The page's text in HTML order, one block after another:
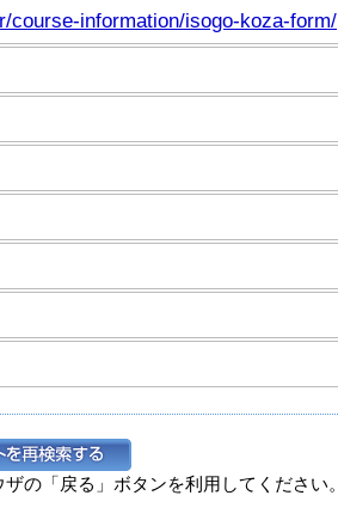
course-information/isogo-koza-form/
の「戻る」ボタンを利用してください。